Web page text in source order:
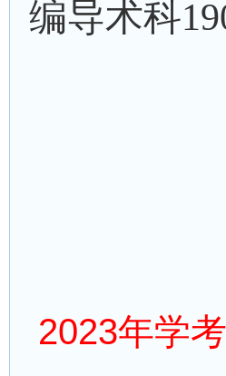
编导术科
2023年学考